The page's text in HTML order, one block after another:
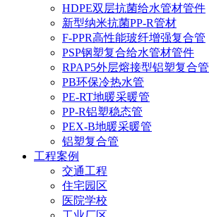
HDPE双层抗菌给水管材管件
新型纳米抗菌PP-R管材
F-PPR高性能玻纤增强复合管
PSP钢塑复合给水管材管件
RPAP5外层熔接型铝塑复合管
PB环保冷热水管
PE-RT地暖采暖管
PP-R铝塑稳态管
PEX-B地暖采暖管
铝塑复合管
工程案例
交通工程
住宅园区
医院学校